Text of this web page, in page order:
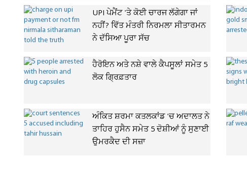
UPI ਪੇਮੈਂਟ 'ਤੇ ਕੋਈ ਚਾਰਜ ਲੱਗੇਗਾ ਜਾਂ
ਨਹੀਂ? ਵਿੱਤ ਮੰਤਰੀ ਨਿਰਮਲਾ ਸੀਤਾਰਮਨ
ਨੇ ਦੱਸਿਆ ਪੂਰਾ ਸੱਚ
ਹੈਰੋਇਨ ਅਤੇ ਨਸ਼ੇ ਵਾਲੇ ਕੈਪਸੂਲਾਂ ਸਮੇਤ 5
ਲੋਕ ਗ੍ਰਿਫ਼ਤਾਰ
ਅੰਕਿਤ ਸ਼ਰਮਾ ਕਤਲਕਾਂਡ 'ਚ ਅਦਾਲਤ ਨੇ
ਤਾਹਿਰ ਹੁਸੈਨ ਸਮੇਤ 5 ਦੋਸ਼ੀਆਂ ਨੂੰ ਸੁਣਾਈ
ਉਮਰਕੈਦ ਦੀ ਸਜ਼ਾ